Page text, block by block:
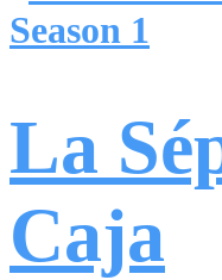
La
Caja